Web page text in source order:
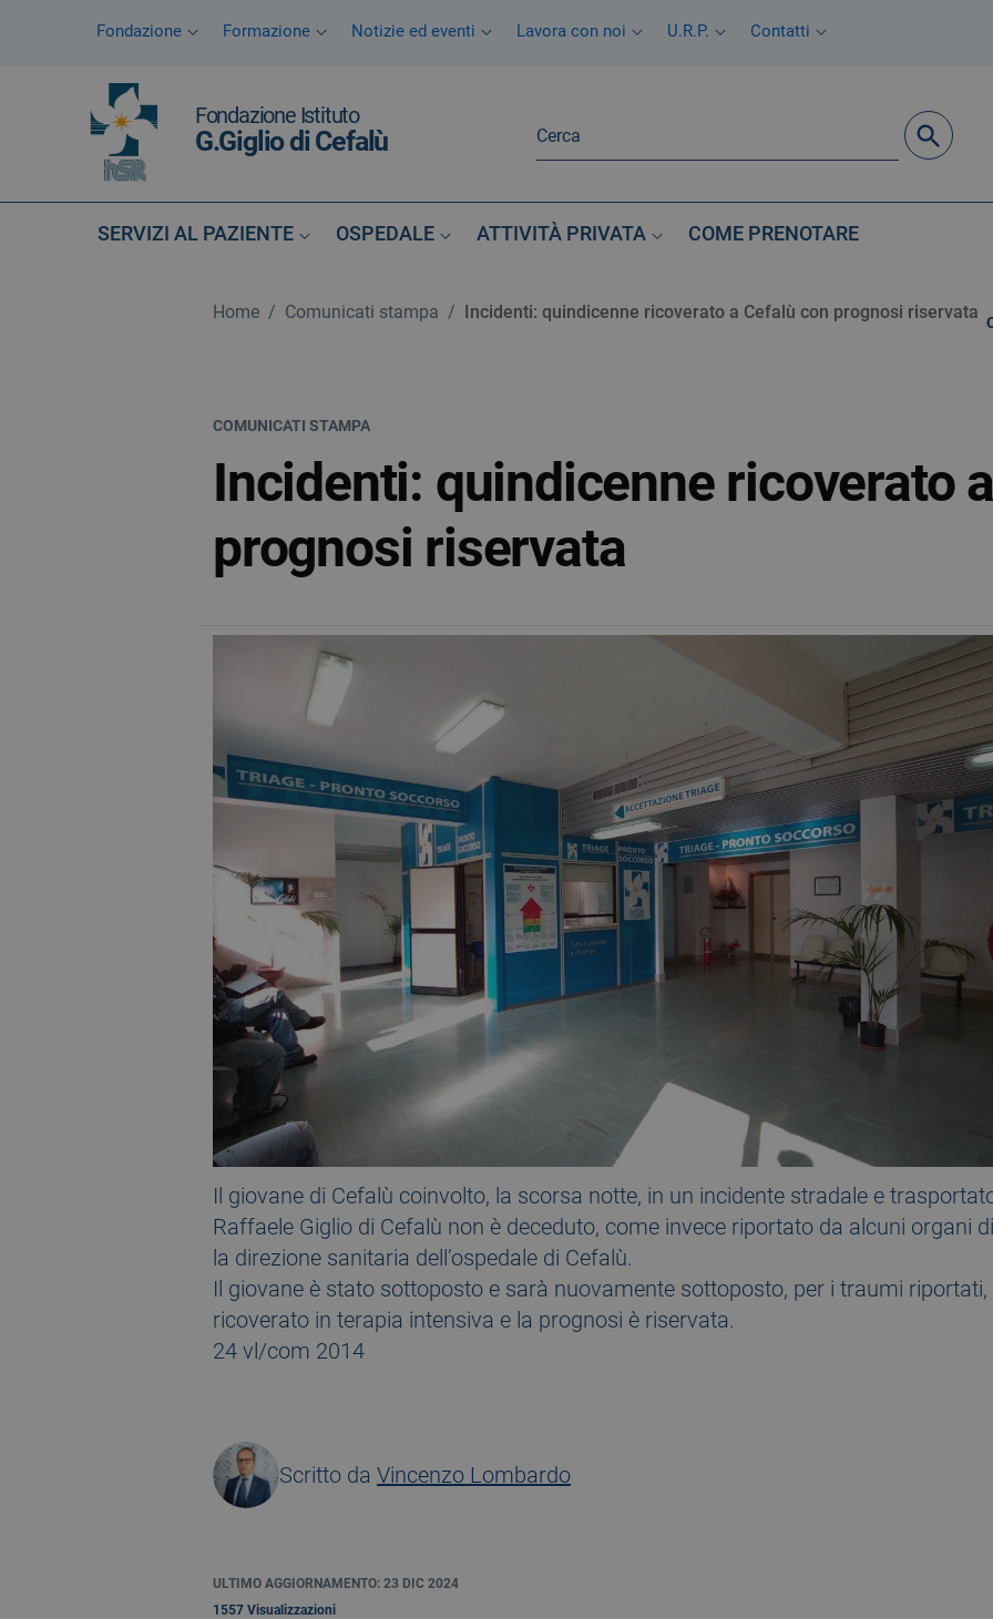
Vai al menu di navigazione
Fondazione Formazione Notizie ed eventi Lavora con noi U.R.P. Contatti
Fondazione Istituto
G.Giglio di Cefalù
SERVIZI AL PAZIENTE OSPEDALE ATTIVITÀ PRIVATA COME PRENOTARE
Home / Comunicati stampa / Incidenti: quindicenne ricoverato a Cefalù con prognosi riservata
COMUNICATI STAMPA
Incidenti: quindicenne ricoverato
prognosi riservata
Il giovane di Cefalù coinvolto, la scorsa notte, in un incidente stradale e
Raffaele Giglio di Cefalù non è deceduto, come invece riportato da alcuni organi
la direzione sanitaria dell’ospedale di Cefalù.
Il giovane è stato sottoposto e sarà nuovamente sottoposto, per i traumi riportati,
ricoverato in terapia intensiva e la prognosi è riservata.
24 vl/com 2014
Scritto da Vincenzo Lombardo
ULTIMO AGGIORNAMENTO: 23 DIC 2024
1557 Visualizzazioni